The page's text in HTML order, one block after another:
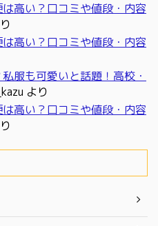
高い？口コミや値段・内容
高い？口コミや値段・内容
服も可愛いと話題！高校・
より
高い？口コミや値段・内容